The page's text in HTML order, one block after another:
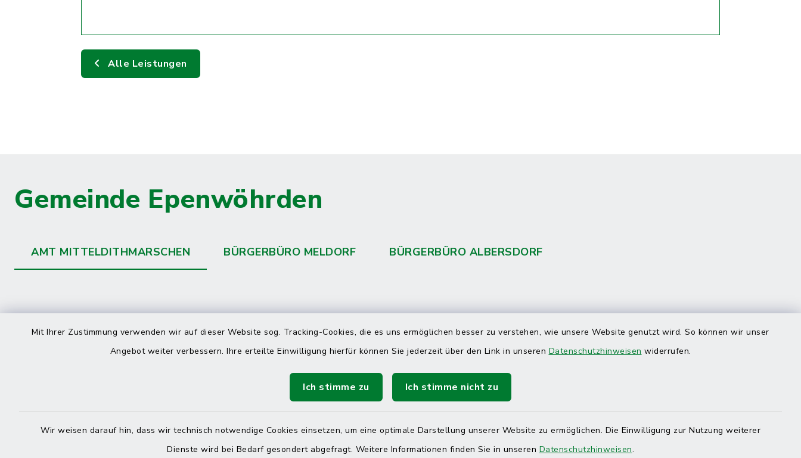
Mit Ihrer Zustimmung verwenden wir auf dieser Website sog. Tracking-Cookies, die es uns ermöglichen besser zu verstehen, wie unsere Website genutzt wird. So können wir unser
Angebot weiter verbessern. Ihre erteilte Einwilligung hierfür können Sie jederzeit über den Link in unseren Datenschutzhinweisen widerrufen.
Ich stimme zu Ich stimme nicht zu
Wir weisen darauf hin, dass wir technisch notwendige Cookies einsetzen, um eine optimale Darstellung unserer Website zu ermöglichen. Die Einwilligung zur Nutzung weiterer
Dienste wird bei Bedarf gesondert abgefragt. Weitere Informationen finden Sie in unseren Datenschutzhinweisen.
Alle Leistungen
Gemeinde Epenwöhrden
AMT MITTELDITHMARSCHEN BÜRGERBÜRO MELDORF BÜRGERBÜRO ALBERSDORF
Kontakt
04832 6065-215
direkte telefonische Erreichbarkeit per
Durchwahl
Montag - Donnerstag
08:00 Uhr – 12:00 Uhr
14:00 Uhr – 16:00 Uhr
Freitag
08:00 Uhr – 12:00 Uhr